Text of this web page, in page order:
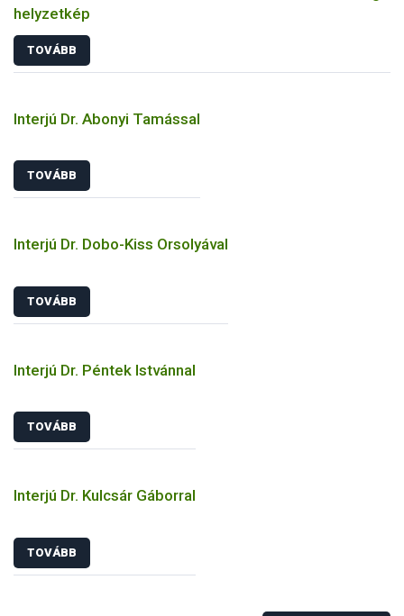
helyzetkép
TOVÁBB
Interjú Dr. Abonyi Tamással
TOVÁBB
Interjú Dr. Dobo-Kiss Orsolyával
TOVÁBB
Interjú Dr. Péntek Istvánnal
TOVÁBB
Interjú Dr. Kulcsár Gáborral
TOVÁBB